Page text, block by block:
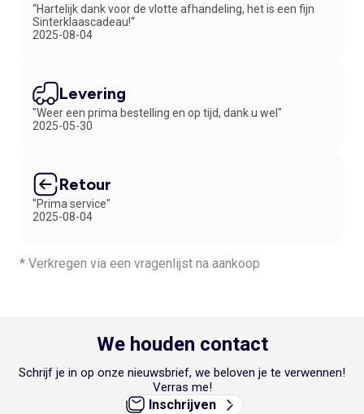
“Hartelijk dank voor de vlotte afhandeling, het is een fijn
Sinterklaascadeau!“
2025-08-04
Levering
"Weer een prima bestelling en op tijd, dank u wel"
2025-05-30
Retour
"Prima service"
2025-08-04
* Verkregen via een vragenlijst na aankoop
We houden contact
Schrijf je in op onze nieuwsbrief, we beloven je te verwennen!
Verras me!
Inschrijven